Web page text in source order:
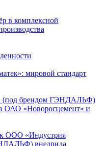
в комплексной
мировой стандарт
(под брендом ГЭНДАЛЬФ)
ОАО «Новоросцемент» и
ООО «Индустрия
внедрила